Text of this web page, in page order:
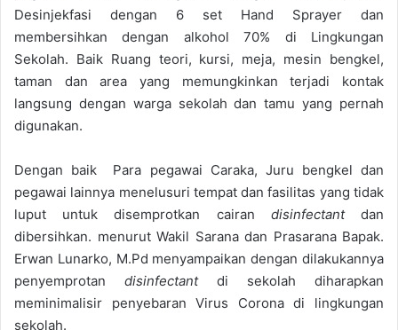
Desinjekfasi dengan 6 set Hand Sprayer dan
membersihkan dengan alkohol 70% di Lingkungan
Sekolah. Baik Ruang teori, kursi, meja, mesin bengkel,
taman dan area yang memungkinkan terjadi kontak
langsung dengan warga sekolah dan tamu yang pernah
digunakan.
Dengan baik Para pegawai Caraka, Juru bengkel dan
pegawai lainnya menelusuri tempat dan fasilitas yang tidak
luput untuk disemprotkan cairan disinfectantdan
dibersihkan. menurut Wakil Sarana dan Prasarana Bapak.
Erwan Lunarko, M.Pd menyampaikan dengan dilakukannya
penyemprotan disinfectantdi sekolah diharapkan
meminimalisir penyebaran Virus Corona di lingkungan
sekolah.